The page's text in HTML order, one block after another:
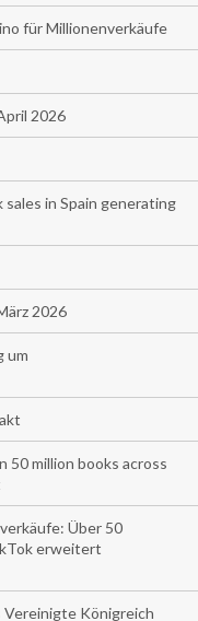
für Millionenverkäufe
2026
in Spain generating
2026
um
50 million books across
Über 50
erweitert
Vereinigte Königreich